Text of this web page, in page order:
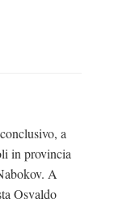
a
in provincia
A
Osvaldo